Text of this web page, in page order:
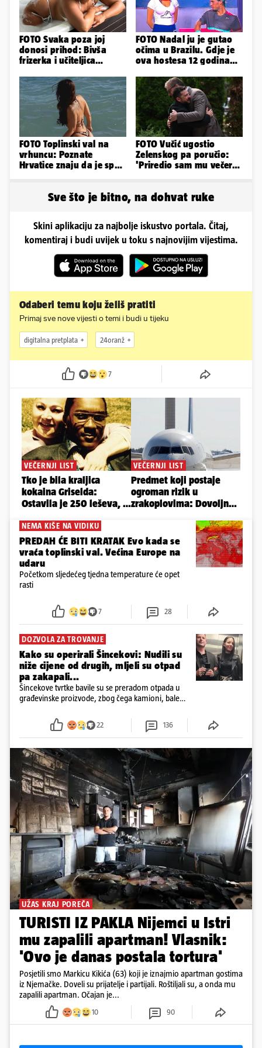
FOTO Svaka poza joj
donosi prihod: Bivša
frizerka i učiteljica
Instagram
FOTO Nadal ju je gutao
očima u Brazilu. Gdje je
ova hostesa 12 godina
FOTO Toplinski val na
vrhuncu: Poznate
Hrvatice znaju da je spas
FOTO Vučić ugostio
Zelenskog pa poručio:
'Priredio sam mu večeru
Sve što je bitno, na dohvat ruke
Skini aplikaciju za najbolje iskustvo portala. Čitaj,
komentiraj i budi uvijek u toku s najnovijim vijestima.
Odaberi temu koju želiš pratiti
Primaj sve nove vijesti o temi i budi u tijeku
digitalna pretplata 24oranž
7
NEMA KIŠE NA VIDIKU
PREDAH ĆE BITI KRATAK Evo kada se
vraća toplinski val. Većina Europe na
udaru
Početkom sljedećeg tjedna temperature će opet
rasti
7 28
DOZVOLA ZA TROVANJE
Kako su operirali Šincekovi: Nudili su
niže cijene od drugih, mljeli su otpad
pa zakapali...
Šincekove tvrtke bavile su se preradom otpada u
građevinske proizvode, zbog čega kamioni, bale
22 136
UŽAS KRAJ POREČA
TURISTI IZ PAKLA Nijemci u Istri
mu zapalili apartman! Vlasnik:
'Ovo je danas postala tortura'
Posjetili smo Markicu Kikića (63) koji je iznajmio apartman gostima
iz Njemačke. Doveli su prijatelje i partijali. Roštiljali su, a onda mu
zapalili apartman. Očajan je...
10 90